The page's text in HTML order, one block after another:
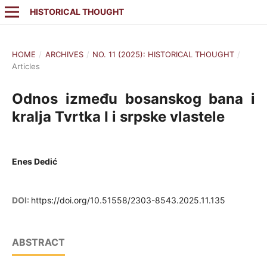
HISTORICAL THOUGHT
HOME / ARCHIVES / NO. 11 (2025): HISTORICAL THOUGHT /
Articles
Odnos između bosanskog bana i
kralja Tvrtka I i srpske vlastele
Enes Dedić
DOI: https://doi.org/10.51558/2303-8543.2025.11.135
ABSTRACT